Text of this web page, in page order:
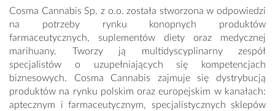
Cosma Cannabis Sp. z o.o. została stworzona w odpowiedzi
na potrzeby rynku konopnych produktów
farmaceutycznych, suplementów diety oraz medycznej
marihuany. Tworzy ją multidyscyplinarny zespół
specjalistów o uzupełniających się kompetencjach
biznesowych. Cosma Cannabis zajmuje się dystrybucją
produktów na rynku polskim oraz europejskim w kanałach:
aptecznym i farmaceutycznym, specjalistycznych sklepów